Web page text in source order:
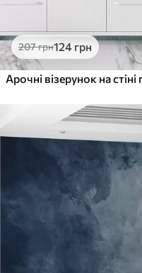
207грн124 грн
Арочні візерунок на